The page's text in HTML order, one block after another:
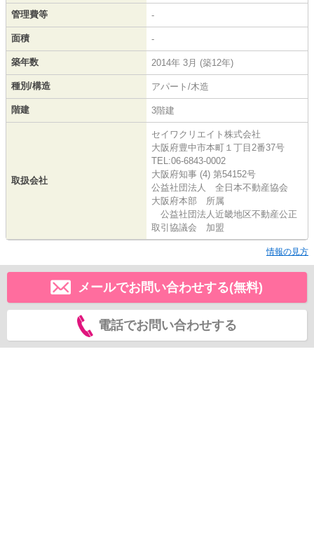
管理費等 -
面積 -
築年数 2014年 3月 (築12年)
種別/構造 アパート/木造
階建 3階建
取扱会社
セイワクリエイト株式会社
大阪府豊中市本町１丁目2番37号
TEL:06-6843-0002
大阪府知事 (4) 第54152号
公益社団法人 全日本不動産協会
大阪府本部 所属
公益社団法人近畿地区不動産公正
取引協議会 加盟
情報の見方
メールでお問い合わせする(無料)
電話でお問い合わせする